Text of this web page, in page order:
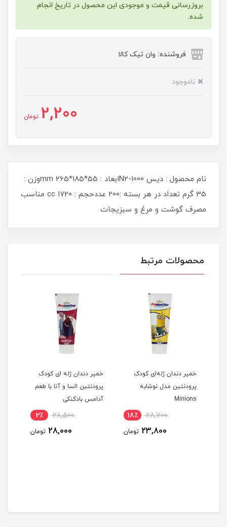
بروزرسانی قیمت و موجودی این محصول در تاریخ انجام
شده.
فروشنده: وان تیک کالا
ناموجود
2,200 تومان
نام محصول : دیس N2-1000ابعاد : 55*185*265 mmوزن :
35 گرم تعداد در هر بسته :200 عددحجم : 1720 cc مناسب
مصرف گوشت و مرغ و سبزیجات
محصولات مرتبط
خمیر دندان ژله‌ای کودک
پرودنتین مدل نوشابه
Minions
28,700 18٪
23,800 تومان
خمیر دندان ژله ای کودک
پرودنتین السا و آنا با طعم
آدامس بادکنکی
28,500 2٪
28,000 تومان